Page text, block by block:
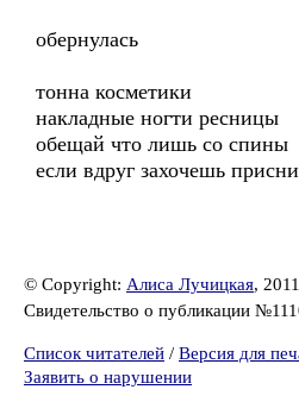
обернулась
тонна косметики
накладные ногти ресницы
обещай что лишь со спины
если вдруг захочешь
© Copyright: Алиса Лучицкая, 2011
Свидетельство о публикации
Список читателей / Версия для
Заявить о нарушении